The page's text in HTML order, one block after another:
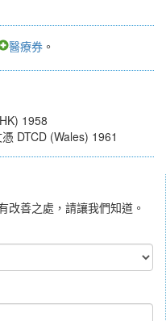
醫療券 。
1958
DTCD (Wales) 1961
改善之處，請讓我們知道。